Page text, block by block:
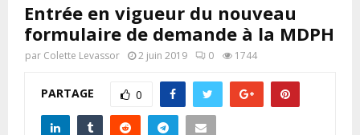
Entrée en vigueur du nouveau
formulaire de demande à la MDPH
par Colette Levassor 2 juin 2019 0 1744
PARTAGE 0